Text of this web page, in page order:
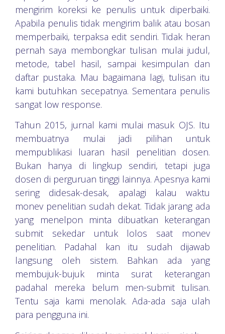
mengirim koreksi ke penulis untuk diperbaiki.
Apabila penulis tidak mengirim balik atau bosan
memperbaiki, terpaksa edit sendiri. Tidak heran
pernah saya membongkar tulisan mulai judul,
metode, tabel hasil, sampai kesimpulan dan
daftar pustaka. Mau bagaimana lagi, tulisan itu
kami butuhkan secepatnya. Sementara penulis
sangat low response.
Tahun 2015, jurnal kami mulai masuk OJS. Itu
membuatnya mulai jadi pilihan untuk
mempublikasi luaran hasil penelitian dosen.
Bukan hanya di lingkup sendiri, tetapi juga
dosen di perguruan tinggi lainnya. Apesnya kami
sering didesak-desak, apalagi kalau waktu
monev penelitian sudah dekat. Tidak jarang ada
yang menelpon minta dibuatkan keterangan
submit sekedar untuk lolos saat monev
penelitian. Padahal kan itu sudah dijawab
langsung oleh sistem. Bahkan ada yang
membujuk-bujuk minta surat keterangan
padahal mereka belum men-submit tulisan.
Tentu saja kami menolak. Ada-ada saja ulah
para pengguna ini.